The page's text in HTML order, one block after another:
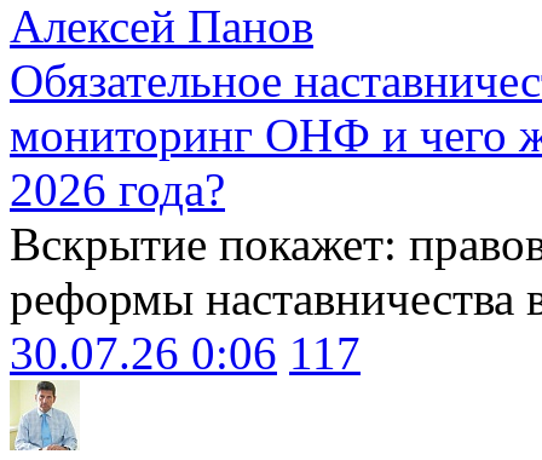
Алексей Панов
Обязательное
мониторинг ОНФ и чего
2026 года?
Вскрытие покажет:
реформы наставничества
30.07.26 0:06 117